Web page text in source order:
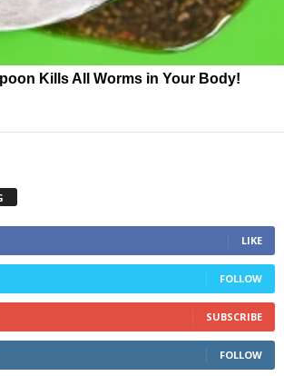
Kills All Worms in Your Body!
LIKE
FOLLOW
SUBSCRIBE
FOLLOW